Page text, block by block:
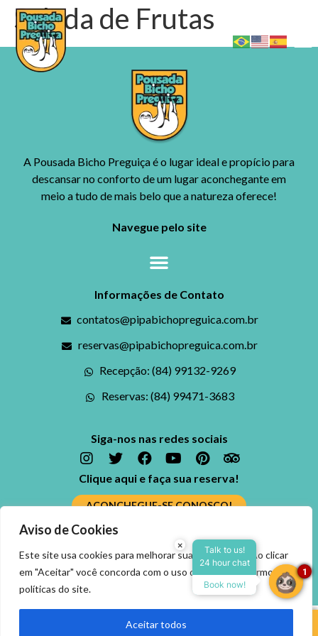
Aviso de Cookies
Este site usa cookies para melhorar sua experiência. Ao clicar
em "Aceitar" você concorda com o uso dos cookies, termos e
políticas do site.
Aceitar todos
Salada de Frutas
A Pousada Bicho Preguiça é o lugar ideal e propício para
descansar no conforto de um lugar aconchegante em
meio a tudo de mais belo que a natureza oferece!
Navegue pelo site
Informações de Contato
contatos@pipabichopreguica.com.br
reservas@pipabichopreguica.com.br
Recepção: (84) 99132-9269
Reservas: (84) 99471-3683
Siga-nos nas redes sociais
Clique aqui e faça sua reserva!
ACONCHEGUE-SE CONOSCO!
Ficou alguma dúvida? Fale conosco
ENTRE EM CONTATO
Reserve agora, com o
melhor preço
garantido
Reservar Agora
×
Talk to us!
24 hour chat
Book now!
1